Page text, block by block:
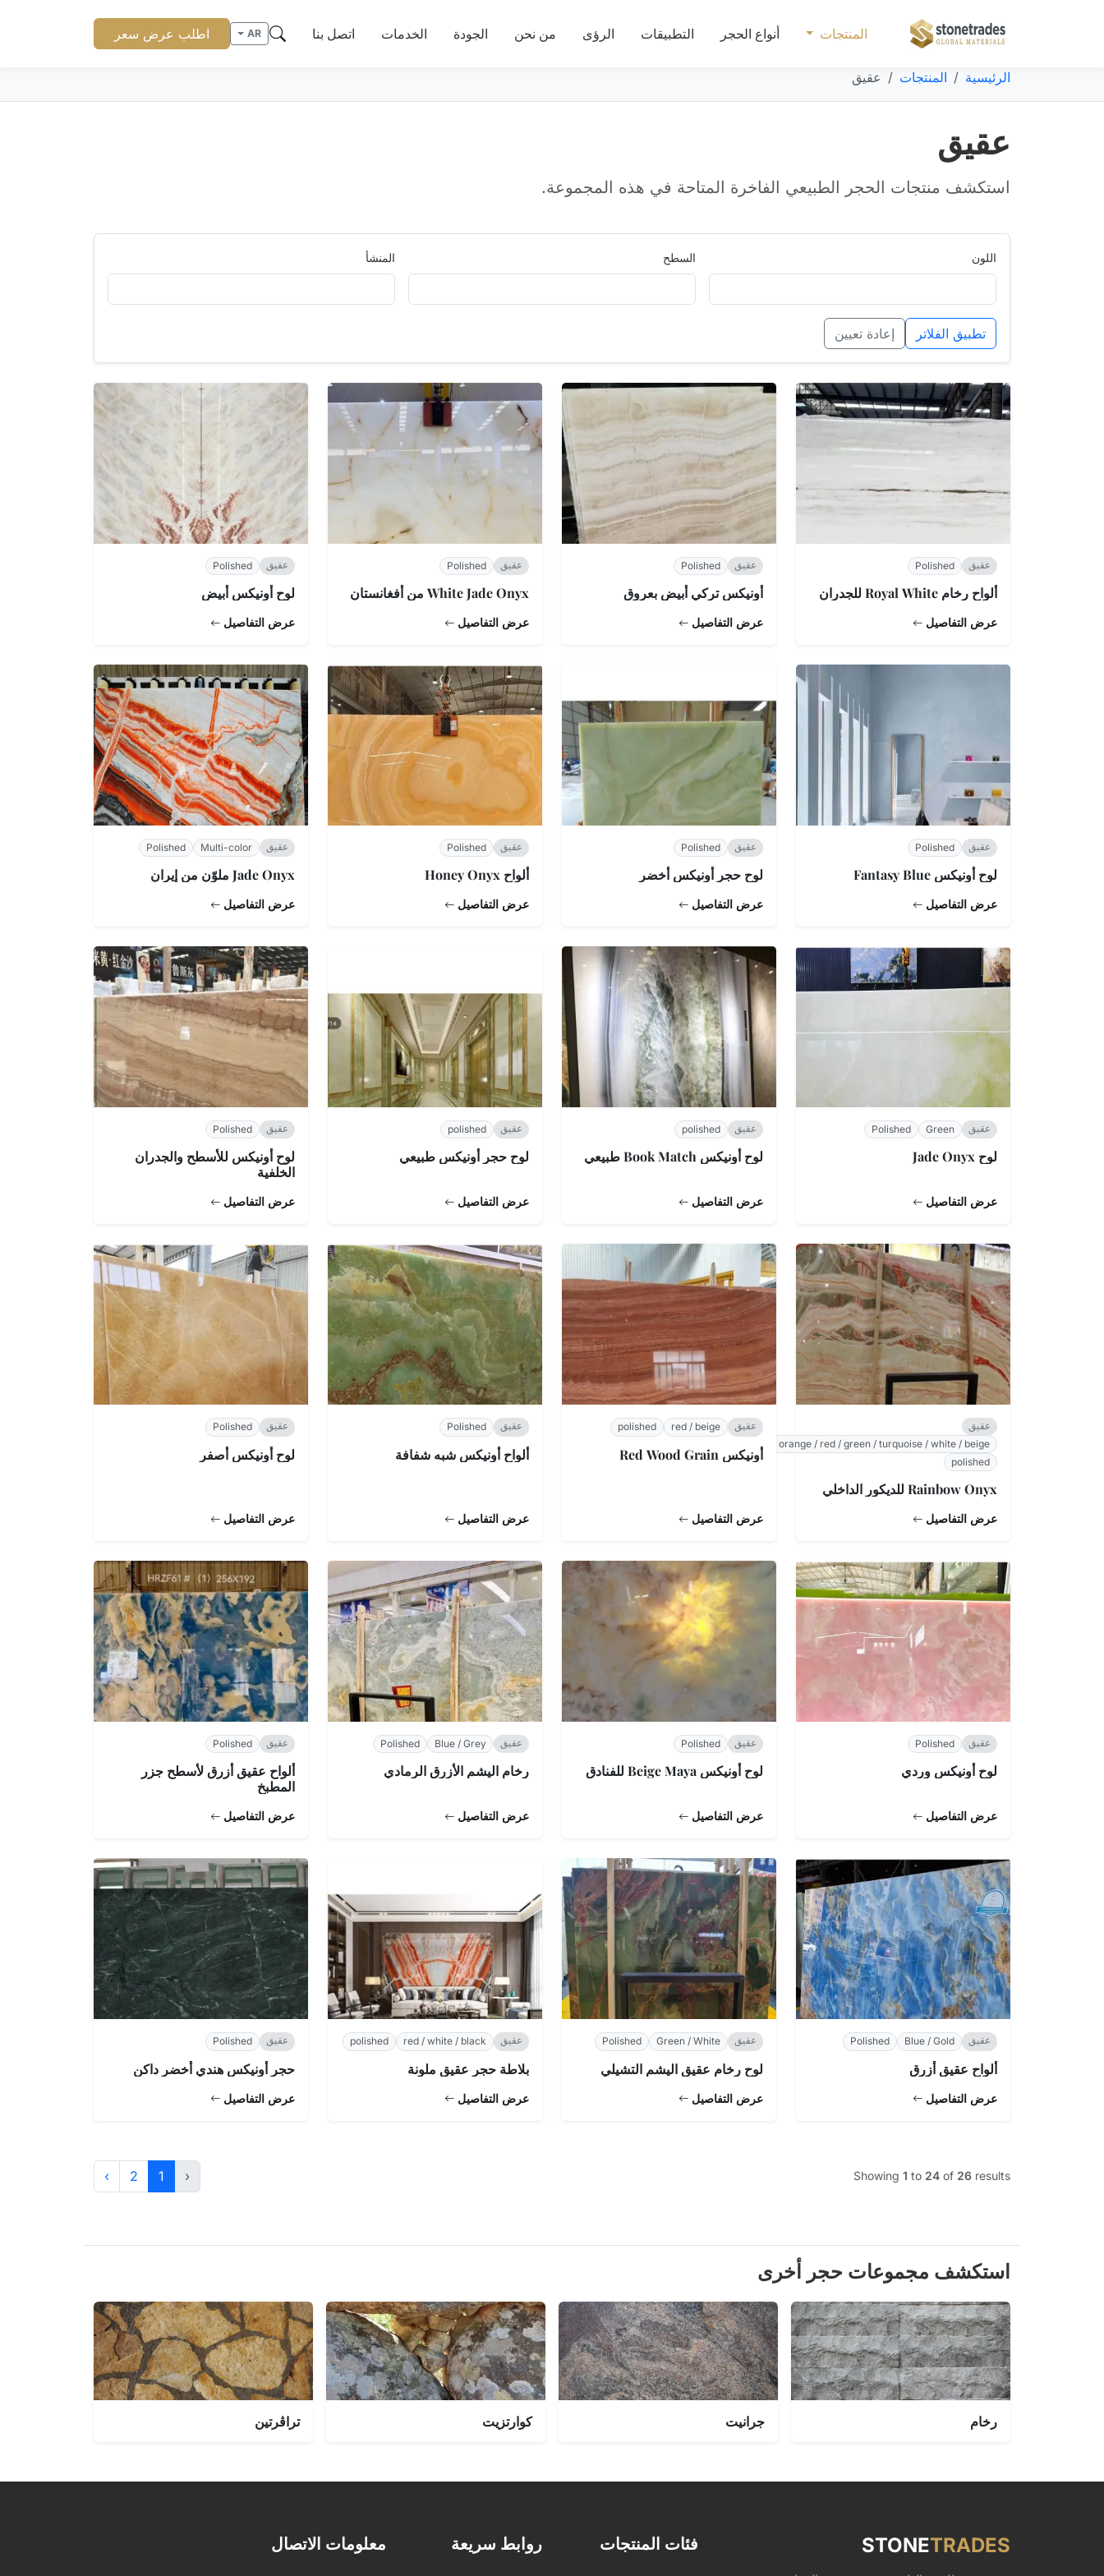
المنتجات أنواع الحجر التطبيقات الرؤى من نحن الجودة الخدمات اتصل بنا AR اطلب عرض سعر
الرئيسية المنتجات عقيق
عقيق
استكشف منتجات الحجر الطبيعي الفاخرة المتاحة في هذه المجموعة.
اللون السطح المنشأ
تطبيق الفلاتر إعادة تعيين
عقيق Polished
ألواح رخام Royal White للجدران
عرض التفاصيل
عقيق Polished
أونيكس تركي أبيض بعروق
عرض التفاصيل
عقيق Polished
White Jade Onyx من أفغانستان
عرض التفاصيل
عقيق Polished
لوح أونيكس أبيض
عرض التفاصيل
عقيق Polished
لوح أونيكس Fantasy Blue
عرض التفاصيل
عقيق Polished
لوح حجر أونيكس أخضر
عرض التفاصيل
عقيق Polished
ألواح Honey Onyx
عرض التفاصيل
عقيق Multi-color
Polished
Jade Onyx ملوّن من إيران
عرض التفاصيل
عقيق Green
Polished
لوح Jade Onyx
عرض التفاصيل
عقيق polished
لوح أونيكس Book Match طبيعي
عرض التفاصيل
عقيق polished
لوح حجر أونيكس طبيعي
عرض التفاصيل
عقيق Polished
لوح أونيكس للأسطح والجدران
الخلفية
عرض التفاصيل
عقيق
blue / orange / red / green / turquoise / white / beige
polished
Rainbow Onyx للديكور الداخلي
عرض التفاصيل
عقيق red / beige
polished
أونيكس Red Wood Grain
عرض التفاصيل
عقيق Polished
ألواح أونيكس شبه شفافة
عرض التفاصيل
عقيق Polished
لوح أونيكس أصفر
عرض التفاصيل
عقيق Polished
لوح أونيكس وردي
عرض التفاصيل
عقيق Polished
لوح أونيكس Beige Maya للفنادق
عرض التفاصيل
عقيق Blue / Grey
Polished
رخام اليشم الأزرق الرمادي
عرض التفاصيل
عقيق Polished
ألواح عقيق أزرق لأسطح جزر
المطبخ
عرض التفاصيل
عقيق Blue / Gold
Polished
ألواح عقيق أزرق
عرض التفاصيل
عقيق Green / White
Polished
لوح رخام عقيق اليشم التشيلي
عرض التفاصيل
عقيق red / white / black
polished
بلاطة حجر عقيق ملونة
عرض التفاصيل
عقيق Polished
حجر أونيكس هندي أخضر داكن
عرض التفاصيل
Showing 1 to 24 of 26 results
‹
1
2
›
استكشف مجموعات حجر أخرى
رخام جرانيت كوارتزيت تراڤرتين
STONETRADES فئات المنتجات روابط سريعة معلومات الاتصال